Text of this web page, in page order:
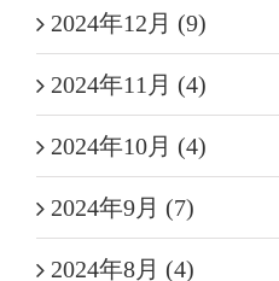
2024年12月 (9)
2024年11月 (4)
2024年10月 (4)
2024年9月 (7)
2024年8月 (4)